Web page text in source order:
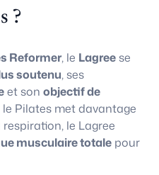
?
Reformer, le Lagree se
soutenu, ses
et son objectif de
le Pilates met davantage
le Lagree
musculaire totale pour